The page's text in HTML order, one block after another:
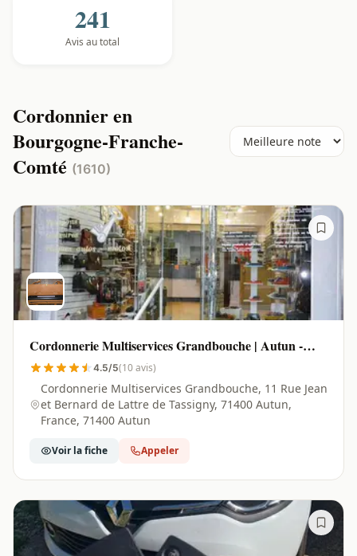
241
Avis au total
Cordonnier en
Bourgogne-Franche-
Comté (1610)
Cordonnerie Multiservices Grandbouche | Autun -
71400
4.5/5(10 avis)
Cordonnerie Multiservices Grandbouche, 11 Rue Jean
et Bernard de Lattre de Tassigny, 71400 Autun,
France, 71400 Autun
Voir la fiche Appeler